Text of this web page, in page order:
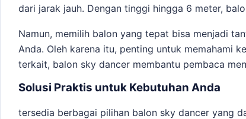
dari jarak jauh. Dengan tinggi hingga 6 meter,
Namun, memilih balon yang tepat bisa menjadi
Anda. Oleh karena itu, penting untuk memahami
terkait, balon sky dancer membantu pembaca
Solusi Praktis untuk Kebutuhan Anda
tersedia berbagai pilihan balon sky dancer yang